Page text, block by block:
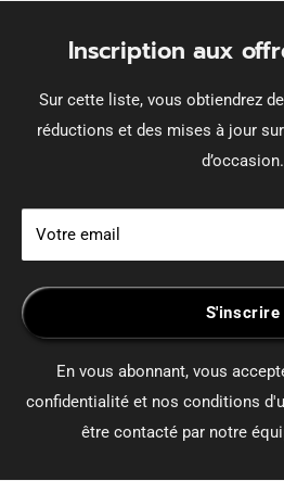
Inscription aux
Sur cette liste, vous obtiendrez
réductions et des mises à jour
d’occasion.
Votre email
S'inscrire
En vous abonnant, vous
confidentialité et nos conditions
être contacté par notre